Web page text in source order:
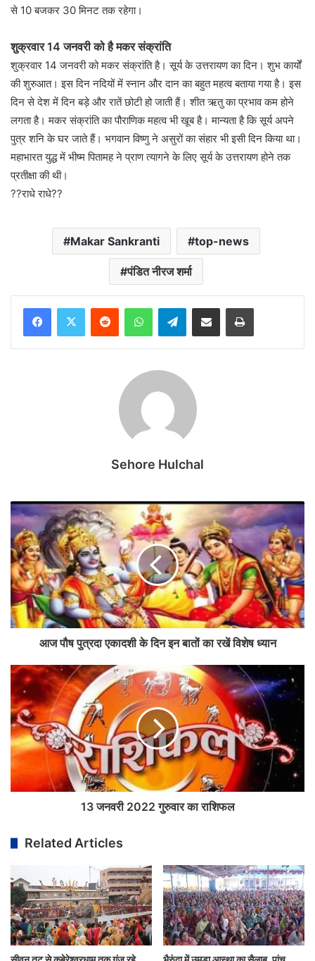
से 10 बजकर 30 मिनट तक रहेगा।
शुक्रवार 14 जनवरी को है मकर संक्रांति
शुक्रवार 14 जनवरी को मकर संक्रांति है। सूर्य के उत्तरायण का दिन। शुभ कार्यों
की शुरुआत। इस दिन नदियों में स्नान और दान का बहुत महत्व बताया गया है। इस
दिन से देश में दिन बड़े और रातें छोटी हो जाती हैं। शीत ऋतु का प्रभाव कम होने
लगता है। मकर संक्रांति का पौराणिक महत्व भी खूब है। मान्यता है कि सूर्य अपने
पुत्र शनि के घर जाते हैं। भगवान विष्णु ने असुरों का संहार भी इसी दिन किया था।
महाभारत युद्ध में भीष्म पितामह ने प्राण त्यागने के लिए सूर्य के उत्तरायण होने तक
प्रतीक्षा की थी।
??राधे राधे??
Makar Sankranti top-news
पंडित नीरज शर्मा
Telegram
Sehore Hulchal
आज पौष पुत्रदा एकादशी के दिन इन बातों का रखें विशेष ध्यान
13 जनवरी 2022 गुरुवार का राशिफल
Related Articles